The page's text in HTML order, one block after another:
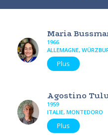
Maria
1966
ALLEMAGNE,
Plus
Agostino
1959
ITALIE, MONTEDORO
Plus